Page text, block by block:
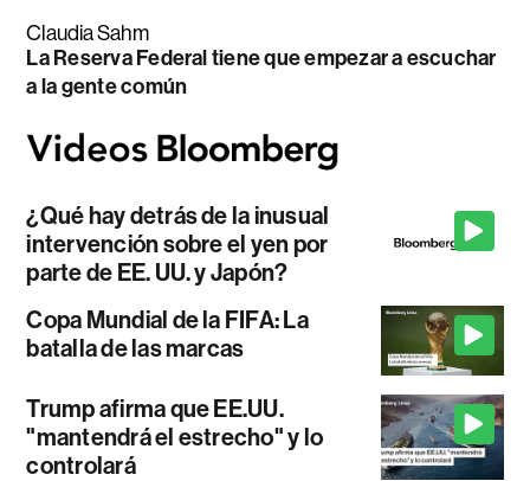
Claudia Sahm
La Reserva Federal tiene que empezar a escuchar
a la gente común
¿Qué hay detrás de la inusual
intervención sobre el yen por
parte de EE. UU. y Japón?
Copa Mundial de la FIFA: La
batalla de las marcas
Trump afirma que EE.UU.
"mantendrá el estrecho" y lo
controlará